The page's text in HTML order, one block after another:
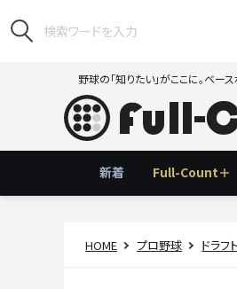
野球の「知りたい」がここに。ベー
新着 Full-Count＋
HOME プロ野球 ドラフト